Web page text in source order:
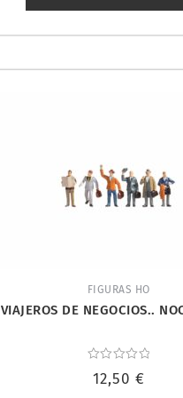
FIGURAS HO
VIAJEROS DE NEGOCIOS..
con
12,50 €